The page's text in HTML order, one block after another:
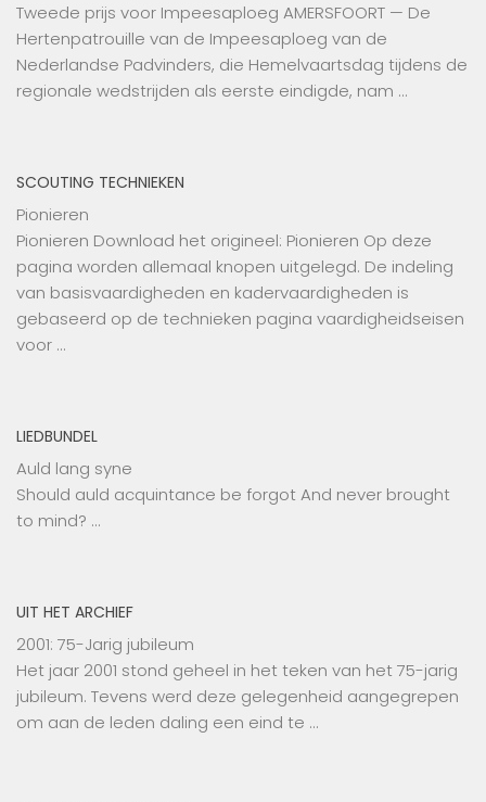
Tweede prijs voor Impeesaploeg AMERSFOORT — De
Hertenpatrouille van de Impeesaploeg van de
Nederlandse Padvinders, die Hemelvaartsdag tijdens de
regionale wedstrijden als eerste eindigde, nam …
SCOUTING TECHNIEKEN
Pionieren
Pionieren Download het origineel: Pionieren Op deze
pagina worden allemaal knopen uitgelegd. De indeling
van basisvaardigheden en kadervaardigheden is
gebaseerd op de technieken pagina vaardigheidseisen
voor …
LIEDBUNDEL
Auld lang syne
Should auld acquintance be forgot And never brought
to mind? …
UIT HET ARCHIEF
2001: 75-Jarig jubileum
Het jaar 2001 stond geheel in het teken van het 75-jarig
jubileum. Tevens werd deze gelegenheid aangegrepen
om aan de leden daling een eind te …